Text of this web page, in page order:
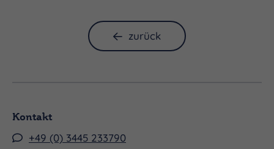
angefangen und „Nicht aufgehört“. Dieser neue
Song ist aus dieser schmerzvollen Zeit, lag länger
im Giftschrank. Zeit mit der Veröffentlichung den
Vollblutmusiker, Musikjournalist, Podcaster und
zurück
Kontakt
+49 (0) 3445 233790